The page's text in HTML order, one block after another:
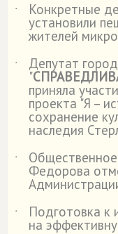
˙
Конкретные
установили
жителей
˙
Депутат
"
приняла
проекта "Я –
сохранение
наследия
˙
Общественное
Федорова
˙
Подготовка к
на